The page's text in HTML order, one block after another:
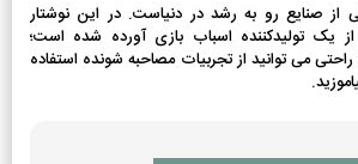
صنایع رو به رشد در دنیاست. در این نوشتار
یک تولیدکننده اسباب بازی آورده شده است؛
راحتی می توانید از تجربیات مصاحبه شونده استفاده